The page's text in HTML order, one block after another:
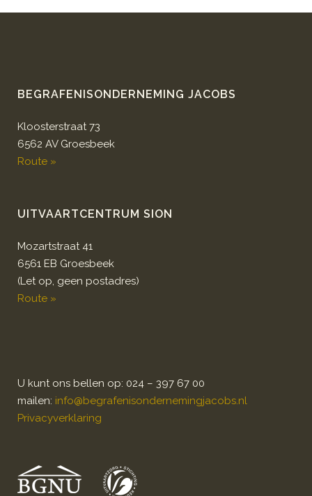
BEGRAFENISONDERNEMING JACOBS
Kloosterstraat 73
6562 AV Groesbeek
Route »
UITVAARTCENTRUM SION
Mozartstraat 41
6561 EB Groesbeek
(Let op, geen postadres)
Route »
U kunt ons bellen op: 024 – 397 67 00
mailen: info@begrafenisondernemingjacobs.nl
Privacyverklaring